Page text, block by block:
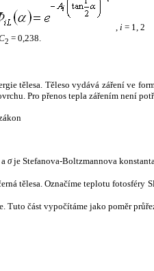
, i = 1, 2
2 = 0,238.
tělesa. Těleso vydává záření ve
Pro přenos tepla zářením není
σje Stefanova-Boltzmannova
tělesa. Označíme teplotu fotosféry
Tuto část vypočítáme jako poměr